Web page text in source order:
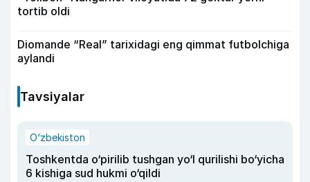
tortib oldi
Diomande “Real” tarixidagi eng qimmat futbolchiga
aylandi
Tavsiyalar
O‘zbekiston
Toshkentda o‘pirilib tushgan yo‘l qurilishi bo‘yicha
6 kishiga sud hukmi o‘qildi